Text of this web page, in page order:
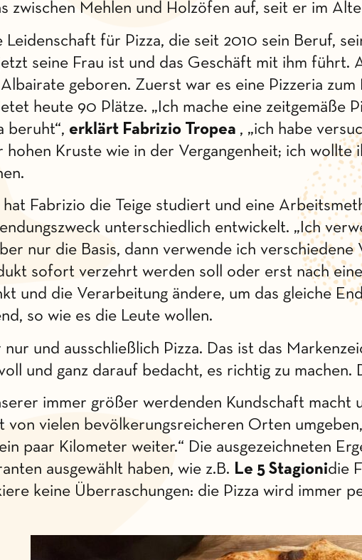
zwischen Mehlen und Holzöfen auf, seit er im
Leidenschaft für Pizza, die seit 2010 sein Beruf,
seine Frau ist und das Geschäft mit ihm führt.
geboren. Zuerst war es eine Pizzeria
heute 90 Plätze. „Ich mache eine zeitgemäße
beruht“, erklärt Fabrizio Tropea , „ich habe
hohen Kruste wie in der Vergangenheit; ich
Fabrizio die Teige studiert und eine
unterschiedlich entwickelt. „Ich
nur die Basis, dann verwende ich
sofort verzehrt werden soll oder erst nach
und die Verarbeitung ändere, um das gleiche
so wie es die Leute wollen.
nur und ausschließlich Pizza. Das ist das
und ganz darauf bedacht, es richtig zu machen.
immer größer werdenden Kundschaft
von vielen bevölkerungsreicheren Orten
paar Kilometer weiter.“ Die ausgezeichneten
ausgewählt haben, wie z.B. Le 5 Stagionidie
keine Überraschungen: die Pizza wird immer